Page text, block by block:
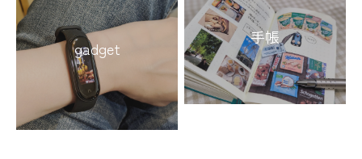
gadget
手帳